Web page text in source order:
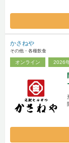
かさねや
その他・各種飲食
オンライン 2026